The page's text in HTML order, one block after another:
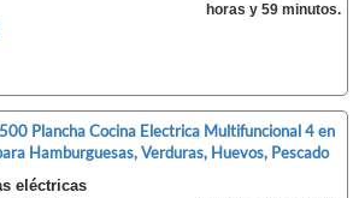
horas y 59 minutos.
Plancha Cocina Electrica Multifuncional 4 en
Hamburguesas, Verduras, Huevos, Pescado
eléctricas